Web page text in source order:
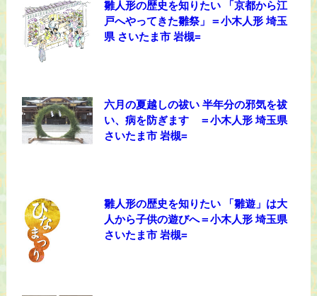
雛人形の歴史を知りたい 「京都から江
戸へやってきた雛祭」＝小木人形 埼玉
県 さいたま市 岩槻=
六月の夏越しの祓い 半年分の邪気を祓
い、病を防ぎます ＝小木人形 埼玉県
さいたま市 岩槻=
雛人形の歴史を知りたい 「雛遊」は大
人から子供の遊びへ＝小木人形 埼玉県
さいたま市 岩槻=